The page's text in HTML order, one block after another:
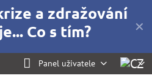
✕
a zdražování
Co s tím?
Panel uživatele